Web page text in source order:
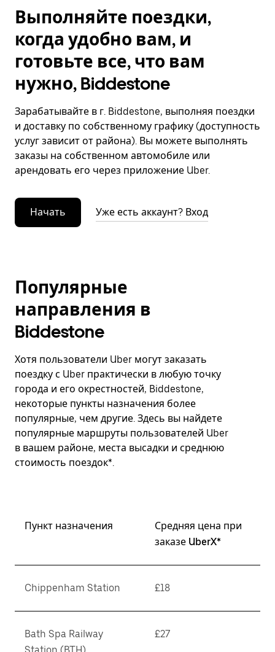
Выполняйте поездки,
когда удобно вам, и
готовьте все, что вам
нужно, Biddestone
Зарабатывайте в г. Biddestone, выполняя поездки
и доставку по собственному графику (доступность
услуг зависит от района). Вы можете выполнять
заказы на собственном автомобиле или
арендовать его через приложение Uber.
Начать Уже есть аккаунт? Вход
Популярные
направления в
Biddestone
Хотя пользователи Uber могут заказать
поездку с Uber практически в любую точку
города и его окрестностей, Biddestone,
некоторые пункты назначения более
популярные, чем другие. Здесь вы найдете
популярные маршруты пользователей Uber
в вашем районе, места высадки и среднюю
стоимость поездок*.
Пункт назначения
Средняя цена при
заказе UberX*
Chippenham Station £18
Bath Spa Railway
£27